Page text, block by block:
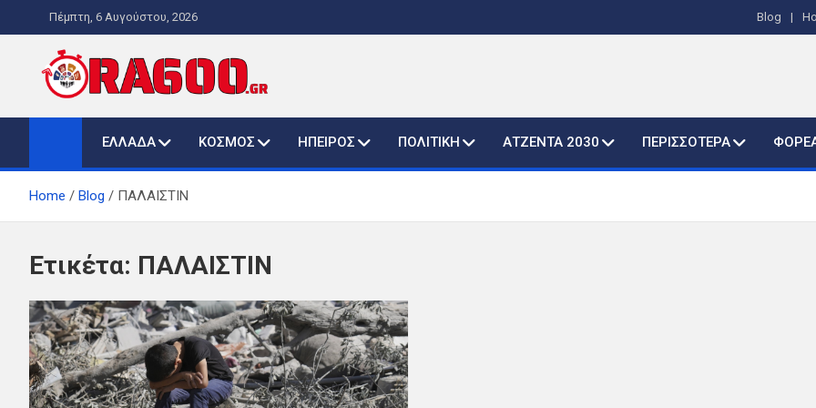
to
Πέμπτη, 6 Αυγούστου, 2026 Blog
ORA600.GR
Η ΑΛΗΘΙΝΗ ΩΡΑ ΕΝΗΜΕΡΩΣΗΣ
ΕΛΛΑΔΑ
ΚΟΣΜΟΣ ΗΠΕΙΡΟΣ ΠΟΛΙΤΙΚΗ ΑΤΖΕΝΤΑ 2030 ΠΕΡΙΣΣΟΤΕΡΑ
Home Blog ΠΑΛΑΙΣΤΙΝ
Ετικέτα: ΠΑΛΑΙΣΤΙΝ